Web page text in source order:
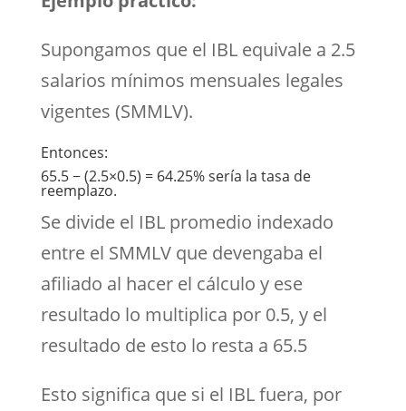
Supongamos que el IBL equivale a 2.5
salarios mínimos mensuales legales
vigentes (SMMLV).
Entonces:
65.5 − (2.5×0.5) = 64.25% sería la tasa de
reemplazo.
Se divide el IBL promedio indexado
entre el SMMLV que devengaba el
afiliado al hacer el cálculo y ese
resultado lo multiplica por 0.5, y el
resultado de esto lo resta a 65.5
Esto significa que si el IBL fuera, por